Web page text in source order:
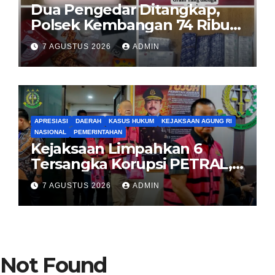
Dua Pengedar Ditangkap,
Polsek Kembangan 74 Ribu
Obat Keras, Sabu Hingga
Puluhan Vape Etomidate
Diamankan
7 AGUSTUS 2026 ADMIN
APRESIASI DAERAH KASUS HUKUM
KEJAKSAAN AGUNG RI
NASIONAL
PEMERINTAHAN
Kejaksaan Limpahkan 6
Tersangka Korupsi PETRAL,
PES dan ISC ke PN Tipikor
Jakarta Pusat
7 AGUSTUS 2026 ADMIN
Not Found